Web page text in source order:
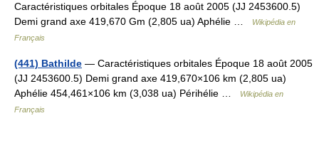
Caractéristiques orbitales Époque 18 août 2005 (JJ 2453600.5)
Demi grand axe 419,670 Gm (2,805 ua) Aphélie …
Wikipédia en
Français
(441) Bathilde — Caractéristiques orbitales Époque 18 août 2005
(JJ 2453600.5) Demi grand axe 419,670×106 km (2,805 ua)
Aphélie 454,461×106 km (3,038 ua) Périhélie …
Wikipédia en
Français